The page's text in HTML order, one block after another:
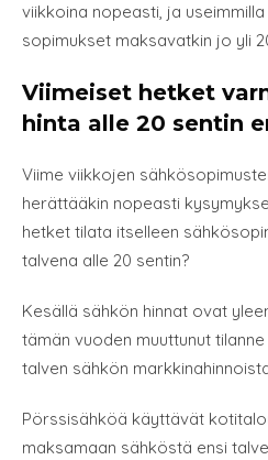
viikkoina nopeasti, ja
sopimukset maksavatkin jo yli
Viimeiset hetket
hinta alle 20 sentin
Viime viikkojen
herättääkin nopeasti
hetket tilata itselleen
talvena alle 20 sentin?
Kesällä sähkön hinnat ovat
tämän vuoden muuttunut
talven sähkön
Pörssisähköä käyttävät
maksamaan sähköstä ensi